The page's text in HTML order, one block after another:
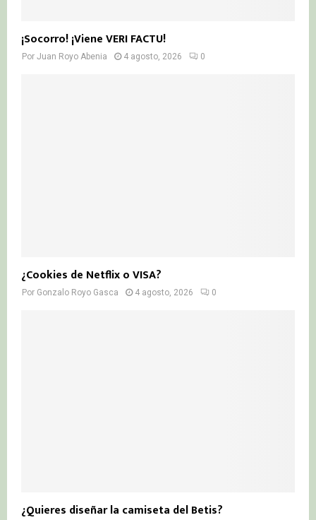
¡Socorro! ¡Viene VERI FACTU!
Por Juan Royo Abenia 4 agosto, 2026 0
¿Cookies de Netflix o VISA?
Por Gonzalo Royo Gasca 4 agosto, 2026 0
¿Quieres diseñar la camiseta del Betis?